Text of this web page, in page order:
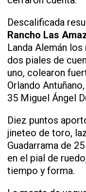
Descalificada
Rancho Las
Landa Alemán
dos piales de
uno, colearon
Orlando
35 Miguel Ángel
Diez puntos
jineteo de toro,
Guadarrama de
en el pial de
tiempo y forma.